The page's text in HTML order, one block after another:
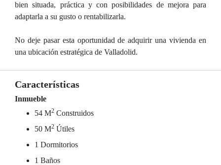
bien situada, práctica y con posibilidades de mejora para
adaptarla a su gusto o rentabilizarla.
No deje pasar esta oportunidad de adquirir una vivienda en
una ubicación estratégica de Valladolid.
Características
Inmueble
54 M2 Construidos
50 M2 Útiles
1 Dormitorios
1 Baños